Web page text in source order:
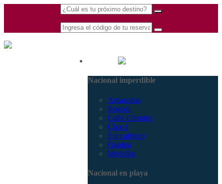
Nacional imperdible
Amazonas
Bogotá
Caño Cristales
Chocó
Eje cafetero
Guajira
Medellín
Nacional en playa